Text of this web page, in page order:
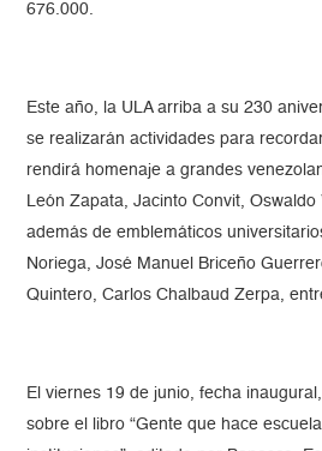
676.000.
Este año, la ULA arriba a su 230
se realizarán actividades para
rendirá homenaje a grandes
León Zapata, Jacinto Convit, Oswaldo
además de emblemáticos
Noriega, José Manuel Briceño
Quintero, Carlos Chalbaud Zerpa,
El viernes 19 de junio, fecha
sobre el libro “Gente que hace